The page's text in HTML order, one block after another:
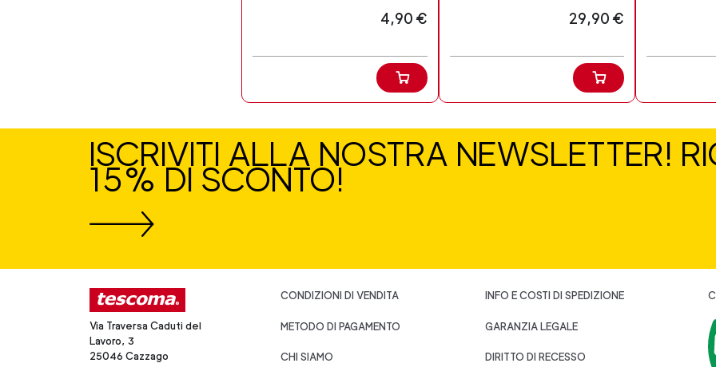
4,90 € 29,90 €
ISCRIVITI ALLA NOSTRA NEWSLETTER!
15% DI SCONTO!
Via Traversa Caduti del
Lavoro, 3
25046 Cazzago
CONDIZIONI DI VENDITA
METODO DI PAGAMENTO
CHI SIAMO
INFO E COSTI DI SPEDIZIONE
GARANZIA LEGALE
DIRITTO DI RECESSO